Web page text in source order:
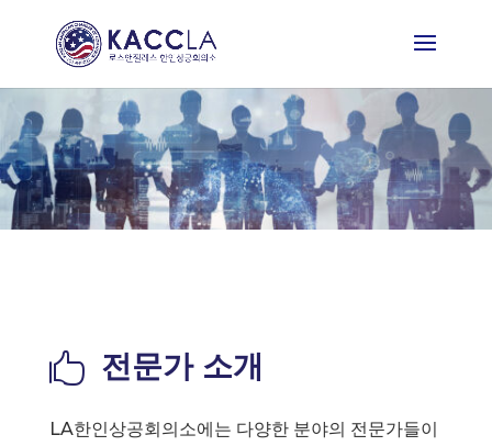
 전문가 소개
LA한인상공회의소에는 다양한 분야의 전문가들이